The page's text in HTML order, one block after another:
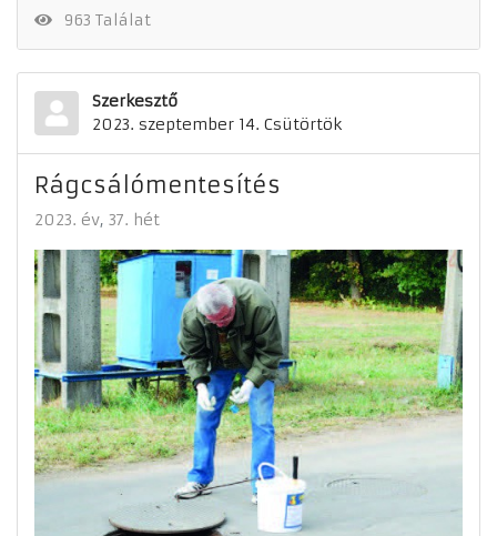
963 Találat
Szerkesztő
2023. szeptember 14. Csütörtök
Rágcsálómentesítés
2023. év 37. hét